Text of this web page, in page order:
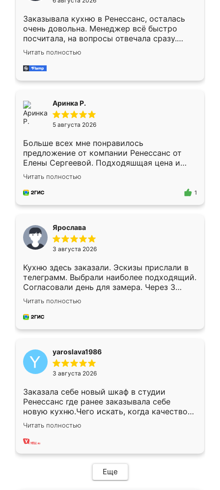
мебели буду заказывать только здесь.
Заказывала кухню в Ренессанс, осталась
очень довольна. Менеджер всё быстро
посчитала, на вопросы отвечала сразу.
Замерщик приехал в субботу, подошёл к
делу со всей ответственностью. Собрали
за день, ребята работали аккуратно, даже
Читать полностью
Аринка Р.
5 августа 2026
Больше всех мне понравилось
предложение от компании Ренессанс от
Елены Сергеевой. Подходяшщая цена и
короткие сроки изготовления. Приехавший
для замера сотрудник Владислав
предложил по моему эскизу самый
Читать полностью
1
Ярослава
3 августа 2026
Кухню здесь заказали. Эскизы прислали в
телеграмм. Выбрали наиболее подходящий.
Согласовали день для замера. Через 3
недели кухня была уже готова. Остались
довольны работой. Спасибо Ренессанс
мебель за качественную работу!
Читать полностью
yaroslava1986
3 августа 2026
Заказала себе новый шкаф в студии
Ренессанс где ранее заказывала себе
новую кухню.Чего искать, когда качеством
вполне довольна. Служит кухня уже почти
два года, нареканий нет.
Читать полностью
Еще